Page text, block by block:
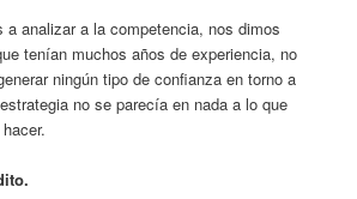
a analizar a la competencia, nos dimos
tenían muchos años de experiencia, no
ningún tipo de confianza en torno a
no se parecía en nada a lo que